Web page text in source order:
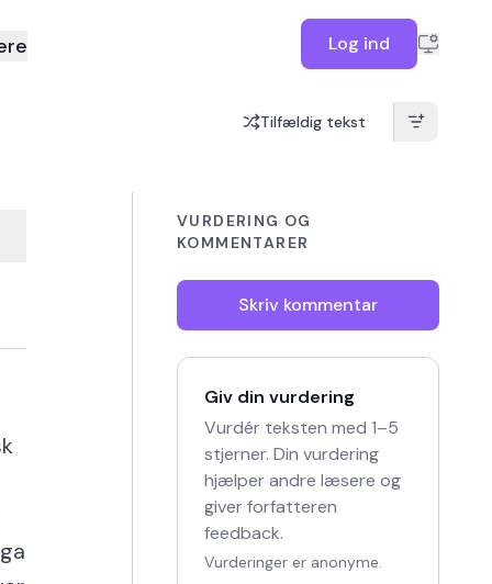
Log ind
Tilfældig tekst
VURDERING OG
KOMMENTARER
Skriv kommentar
Giv din vurdering
Vurdér teksten med 1–5
stjerner. Din vurdering
hjælper andre læsere og
giver forfatteren
feedback.
Vurderinger er anonyme.